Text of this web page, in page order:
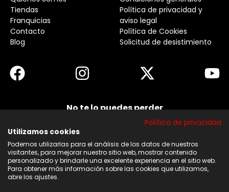
Tiendas
Franquicias
Contacto
Blog
Política de privacidad y
aviso legal
Política de Cookies
Solicitud de desistimiento
No te lo puedes perder
ninguna de nuestras noticias, ofertas y
Acepto los términos y condiciones
Política de privacidad
Utilizamos cookies
Podemos utilizarlas para el análisis de los datos de nuestros
visitantes, para mejorar nuestro sitio web, mostrar contenido
personalizado y brindarle una excelente experiencia en el sitio web.
Para obtener más información sobre las cookies que utilizamos,
abre los ajustes.